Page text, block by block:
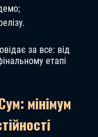
за все: від
етапі
мінімум